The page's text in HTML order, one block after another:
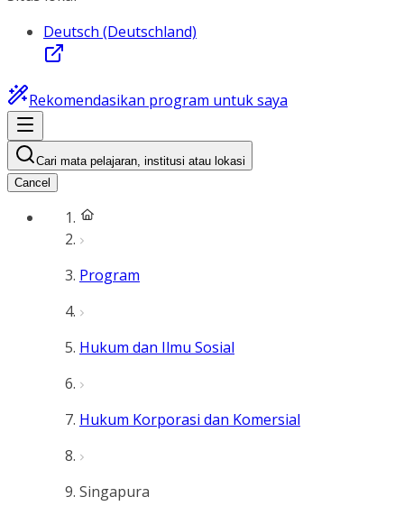
Deutsch (Deutschland)
Rekomendasikan program untuk saya
Cari mata pelajaran, institusi atau lokasi
Cancel
Program
Hukum dan Ilmu Sosial
Hukum Korporasi dan Komersial
Singapura